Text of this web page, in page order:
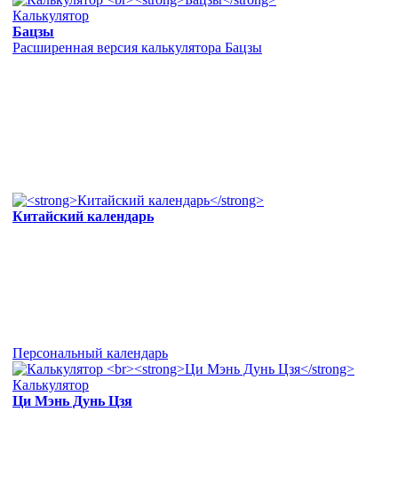
Калькулятор
Бацзы
Расширенная версия калькулятора Бацзы
Китайский календарь
Персональный календарь
Калькулятор
Ци Мэнь Дунь Цзя